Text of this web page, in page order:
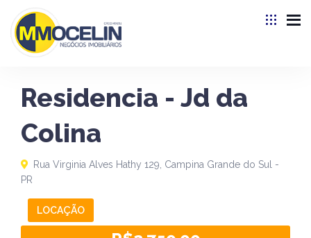
Residencia - Jd da
Colina
Rua Virginia Alves Hathy 129, Campina Grande do Sul -
PR
LOCAÇÃO